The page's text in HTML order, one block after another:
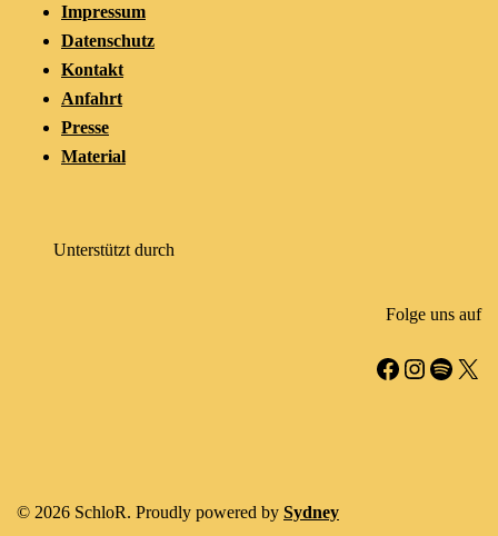
Impressum
Datenschutz
Kontakt
Anfahrt
Presse
Material
Unterstützt durch
Folge uns auf
Facebook
X
© 2026 SchloR. Proudly powered by Sydney